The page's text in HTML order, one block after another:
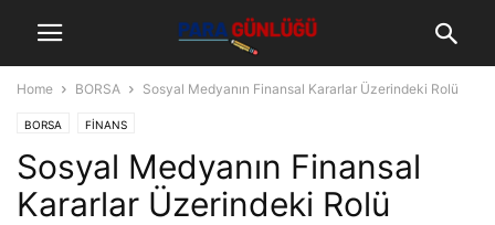
Home BORSA Sosyal Medyanın Finansal Kararlar Üzerindeki Rolü
BORSA FİNANS
Sosyal Medyanın Finansal
Kararlar Üzerindeki Rolü